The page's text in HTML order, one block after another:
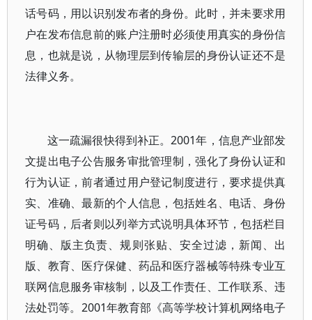
话号码，用以识别发布者的身份。此时，并未要求用
户在发布信息前的账户注册时必须使用真实的身份信
息，也就是说，从物理层到传输层的身份认证还不是
法律义务。
这一疏漏很快得到补正。2001年，信息产业部发
文提出电子公告服务审批管理制，强化了身份认证和
行为认证，前者通过用户登记制度进行，要求提供真
实、准确、最新的个人信息，包括姓名、电话、身份
证号码，后者则以列举方式说明具体环节，包括栏目
明确、版主负责、规则张贴、安全过滤，新闻、出
版、教育、医疗保健、药品和医疗器械等特殊专业互
联网信息服务审核制，以及工作责任、工作联系、违
法处罚等。2001年教育部《高等学校计算机网络电子